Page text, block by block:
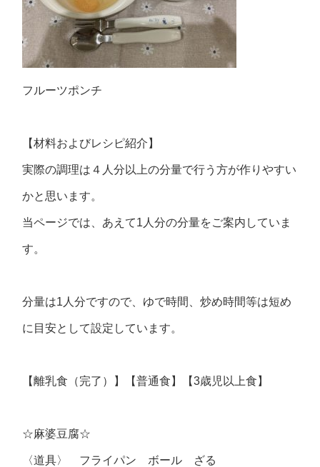
フルーツポンチ
【材料およびレシピ紹介】
実際の調理は４人分以上の分量で行う方が作りやすい
かと思います。
当ページでは、あえて1人分の分量をご案内していま
す。
分量は1人分ですので、ゆで時間、炒め時間等は短め
に目安として設定しています。
【離乳食（完了）】【普通食】【3歳児以上食】
☆麻婆豆腐☆
〈道具〉 フライパン ボール ざる